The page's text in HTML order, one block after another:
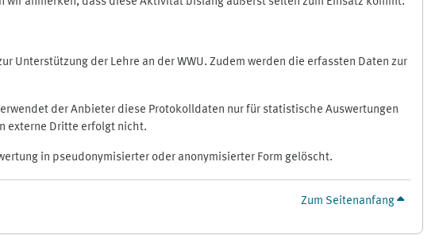
der Lehre an der WWU. Zudem werden die erfassten Daten zur
der Anbieter diese Protokolldaten nur für statistische Auswertungen
externe Dritte erfolgt nicht.
in pseudonymisierter oder anonymisierter Form gelöscht.
Zum Seitenanfang